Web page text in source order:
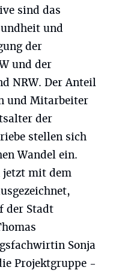
sind das
und
der
und der
NRW. Der Anteil
und Mitarbeiter
der
stellen sich
Wandel ein.
jetzt mit dem
der Stadt
Sonja
Projektgruppe -